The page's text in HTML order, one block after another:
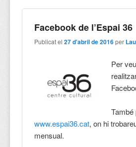
Facebook de l’Espai 36
Publicat el27 d'abril de 2016 per
Per
www.espai36.cat, on hi
mensual.